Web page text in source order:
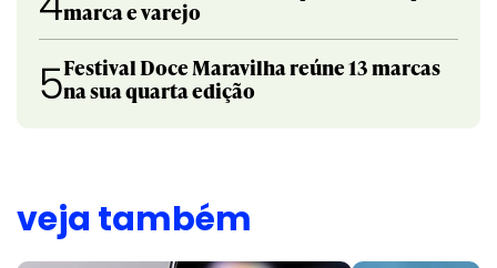
marca e varejo
5Festival Doce Maravilha reúne 13 marcas
na sua quarta edição
veja também